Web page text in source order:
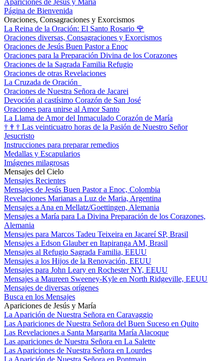
Página de Bienvenida
Oraciones, Consagraciones y Exorcismos
La Reina de la Oración: El Santo Rosario 🌹
Oraciones diversas, Consagraciones y Exorcismos
Oraciones de Jesús Buen Pastor a Enoc
Oraciones para la Preparación Divina de los Corazones
Oraciones de la Sagrada Familia Refugio
Oraciones de otras Revelaciones
La Cruzada de Oración
Oraciones de Nuestra Señora de Jacarei
Devoción al castísimo Corazón de San José
Oraciones para unirse al Amor Santo
La Llama de Amor del Inmaculado Corazón de María
† † † Las veinticuatro horas de la Pasión de Nuestro Señor
Jesucristo
Instrucciones para preparar remedios
Medallas y Escapularios
Imágenes milagrosas
Mensajes del Cielo
Mensajes Recientes
Mensajes de Jesús Buen Pastor a Enoc, Colombia
Revelaciones Marianas a Luz de Maria, Argentina
Mensajes a Ana en Mellatz/Goettingen, Alemania
Mensajes a María para La Divina Preparación de los Corazones,
Alemania
Mensajes para Marcos Tadeu Teixeira en Jacareí SP, Brasil
Mensajes a Edson Glauber en Itapiranga AM, Brasil
Mensajes al Refugio Sagrada Familia, EEUU
Mensajes a los Hijos de la Renovación, EEUU
Mensajes para John Leary en Rochester NY, EEUU
Mensajes a Maureen Sweeney-Kyle en North Ridgeville, EEUU
Mensajes de diversas orígenes
Busca en los Mensajes
Apariciones de Jesús y María
La Aparición de Nuestra Señora en Caravaggio
Las Apariciones de Nuestra Señora del Buen Suceso en Quito
Las Revelaciones a Santa Margarita María Alacoque
Las apariciones de Nuestra Señora en La Salette
Las Apariciones de Nuestra Señora en Lourdes
La Aparición de Nuestra Señora en Pontmain